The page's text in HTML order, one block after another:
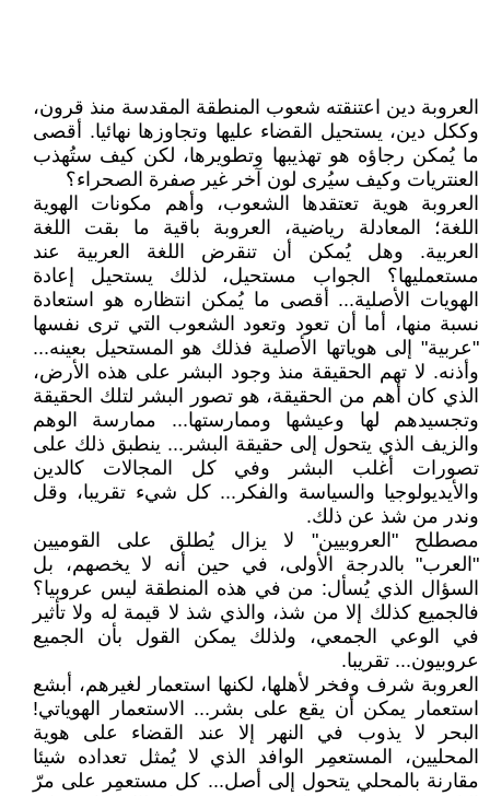
العروبة دين اعتنقته شعوب المنطقة المقدسة منذ قرون،
وككل دين، يستحيل القضاء عليها وتجاوزها نهائيا. أقصى
ما يُمكن رجاؤه هو تهذيبها وتطويرها، لكن كيف ستُهذب
العنتريات وكيف سيُرى لون آخر غير صفرة الصحراء؟
العروبة هوية تعتقدها الشعوب، وأهم مكونات الهوية
اللغة؛ المعادلة رياضية، العروبة باقية ما بقت اللغة
العربية. وهل يُمكن أن تنقرض اللغة العربية عند
مستعمليها؟ الجواب مستحيل، لذلك يستحيل إعادة
الهويات الأصلية... أقصى ما يُمكن انتظاره هو استعادة
نسبة منها، أما أن تعود وتعود الشعوب التي ترى نفسها
"عربية" إلى هوياتها الأصلية فذلك هو المستحيل بعينه...
وأذنه. لا تهم الحقيقة منذ وجود البشر على هذه الأرض،
الذي كان أهم من الحقيقة، هو تصور البشر لتلك الحقيقة
وتجسيدهم لها وعيشها وممارستها... ممارسة الوهم
والزيف الذي يتحول إلى حقيقة البشر... ينطبق ذلك على
تصورات أغلب البشر وفي كل المجالات كالدين
والأيديولوجيا والسياسة والفكر... كل شيء تقريبا، وقل
وندر من شذ عن ذلك.
مصطلح "العروبيين" لا يزال يُطلق على القوميين
"العرب" بالدرجة الأولى، في حين أنه لا يخصهم، بل
السؤال الذي يُسأل: من في هذه المنطقة ليس عروبيا؟
فالجميع كذلك إلا من شذ، والذي شذ لا قيمة له ولا تأثير
في الوعي الجمعي، ولذلك يمكن القول بأن الجميع
عروبيون... تقريبا.
العروبة شرف وفخر لأهلها، لكنها استعمار لغيرهم، أبشع
استعمار يمكن أن يقع على بشر... الاستعمار الهوياتي!
البحر لا يذوب في النهر إلا عند القضاء على هوية
المحليين، المستعمِر الوافد الذي لا يُمثل تعداده شيئا
مقارنة بالمحلي يتحول إلى أصل... كل مستعمِر على مرّ